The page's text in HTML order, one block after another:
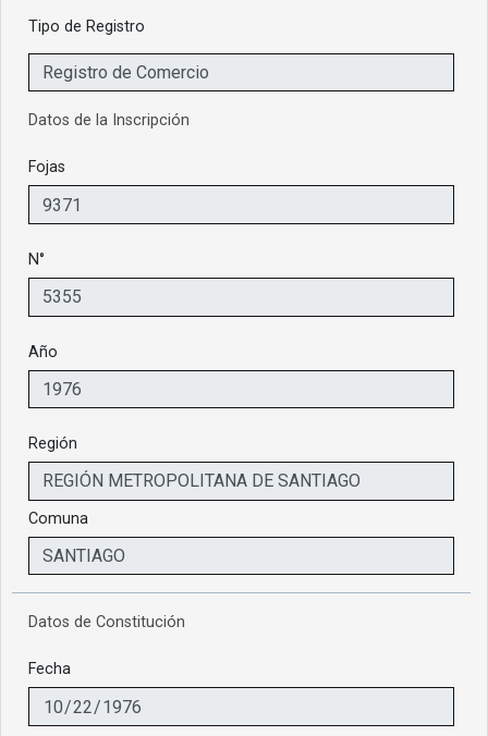
Tipo de Registro
Datos de la Inscripción
Fojas
N°
Año
Región
Comuna
Datos de Constitución
Fecha